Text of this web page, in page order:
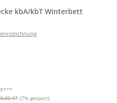
kbA/kbT Winterbett
€* (7% gespart)